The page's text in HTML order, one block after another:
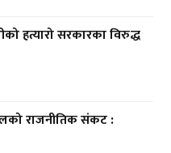
हत्यारो सरकारका विरुद्ध
राजनीतिक संकट :